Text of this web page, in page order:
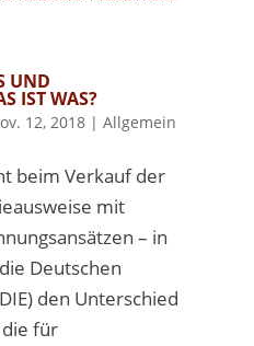
UND
IST WAS?
12, 2018| Allgemein
beim Verkauf der
mit
– in
Deutschen
den Unterschied
für